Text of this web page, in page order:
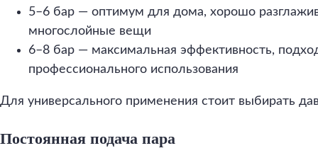
5–6 бар — оптимум для дома, хорошо
многослойные вещи
6–8 бар — максимальная эффективность,
профессионального использования
Для универсального применения стоит выбирать
Постоянная подача пара